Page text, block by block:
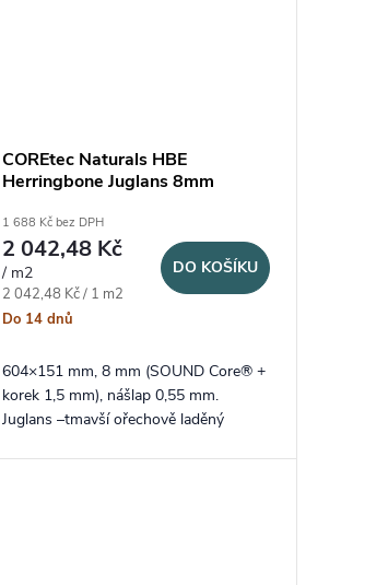
COREtec Naturals HBE
Herringbone Juglans 8mm
1 688 Kč bez DPH
2 042,48 Kč
/ m2
Měrná cena:
2 042,48 Kč / 1 m2
Do 14 dnů
DO KOŠÍKU
604×151 mm, 8 mm (SOUND Core® +
korek 1,5 mm), nášlap 0,55 mm.
Juglans –tmavší ořechově laděný